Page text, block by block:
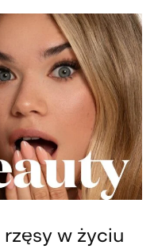
w życiu